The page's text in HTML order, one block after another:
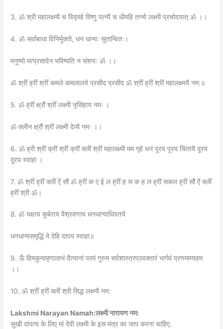
3. ॐ श्री महालक्ष्म्यै च विद्महे विष्णु पत्न्यै च धीमहि तन्नो लक्ष्मी प्रचोदयात् ॐ ।।
4. ॐ सर्वाबाधा विनिर्मुक्तो, धन धान्यः सुतान्वितः।
मनुष्यो मत्प्रसादेन भविष्यति न संशयः ॐ ।।
ॐ श्रीं ह्रीं श्रीं कमले कमलालये प्रसीद प्रसीद ॐ श्रीं ह्रीं श्रीं महालक्ष्मयै नम:॥
5. ॐ ह्रीं क्ष्रौं श्रीं लक्ष्मी नृसिंहाय नमः ।
ॐ क्लीन क्ष्रौं श्रीं लक्ष्मी देव्यै नमः ।।
6. ॐ ह्री श्रीं क्रीं श्रीं क्रीं क्लीं श्रीं महालक्ष्मी मम गृहे धनं पूरय पूरय चिंतायै दूरय
दूरय स्वाहा ।
7. ॐ श्रीं ह्रीं क्लीं ऐं सौं ॐ ह्रीं क ए ई ल ह्रीं ह स क ह ल ह्रीं सकल ह्रीं सौं ऐं क्लीं
ह्रीं श्री ॐ।
8. ॐ यक्षाय कुबेराय वैश्रवणाय धनधान्याधिपतये
धनधान्यसमृद्धिं मे देहि दापय स्वाहा॥
9. ऊँ हिमकुन्दमृणालाभं दैत्यानां परमं गुरुम सर्वशास्त्रप्रवक्तारं भार्गवं प्रणमाम्यहम
।।
10. ॐ श्रीं ह्रीं क्लीं श्री सिद्ध लक्ष्म्यै नम:
Lakshmi Narayan Namah:लक्ष्मी नारायण नम:
सुखी दांपत्य के लिए मां देवी लक्ष्मी के इस मंत्र का जाप करना चाहिए.